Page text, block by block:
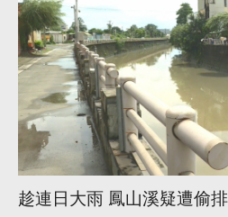
趁連日大雨 鳳山溪疑遭偷